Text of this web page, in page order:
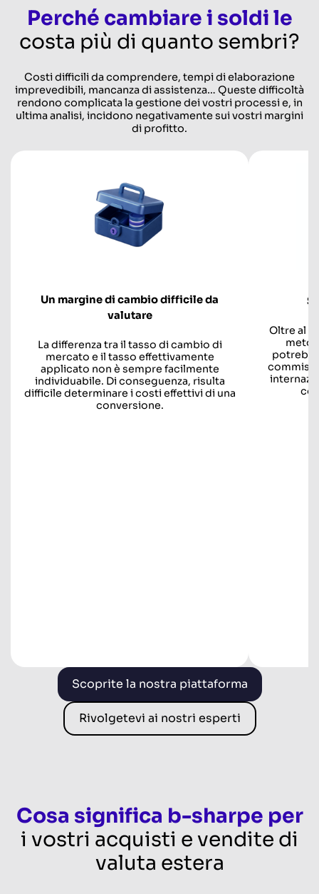
Perché cambiare i soldi le
costa più di quanto sembri?
Costi difficili da comprendere, tempi di elaborazione
imprevedibili, mancanza di assistenza… Queste difficoltà
rendono complicata la gestione dei vostri processi e, in
ultima analisi, incidono negativamente sui vostri margini
di profitto.
Un margine di cambio difficile da
valutare
La differenza tra il tasso di cambio di
mercato e il tasso effettivamente
applicato non è sempre facilmente
individuabile. Di conseguenza, risulta
difficile determinare i costi effettivi di una
conversione.
Oltre al
Scoprite la nostra piattaforma
Rivolgetevi ai nostri esperti
Cosa significa b-sharpe per
i vostri acquisti e vendite di
valuta estera